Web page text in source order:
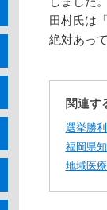
田村氏は
絶対あっ
関連す
選挙勝
福岡県
地域医